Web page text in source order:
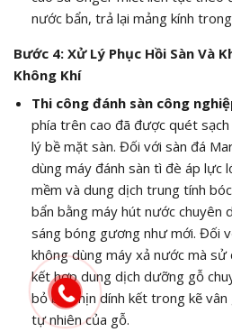
nước bẩn, trả lại mảng kính
Bước 4: Xử Lý Phục Hồi Sàn Và
Không Khí
Thi công đánh sàn công
phía trên cao đã được quét
lý bề mặt sàn. Đối với sàn đá
dùng máy đánh sàn tì đè áp lực
mềm và dung dịch trung tính
bẩn bằng máy hút nước chuyên
sáng bóng gương như mới. Đối
không dùng máy xả nước mà sử
kết hợp dung dịch dưỡng gỗ
bỏ bụi mịn dính kết trong kẽ
tự nhiên của gỗ.